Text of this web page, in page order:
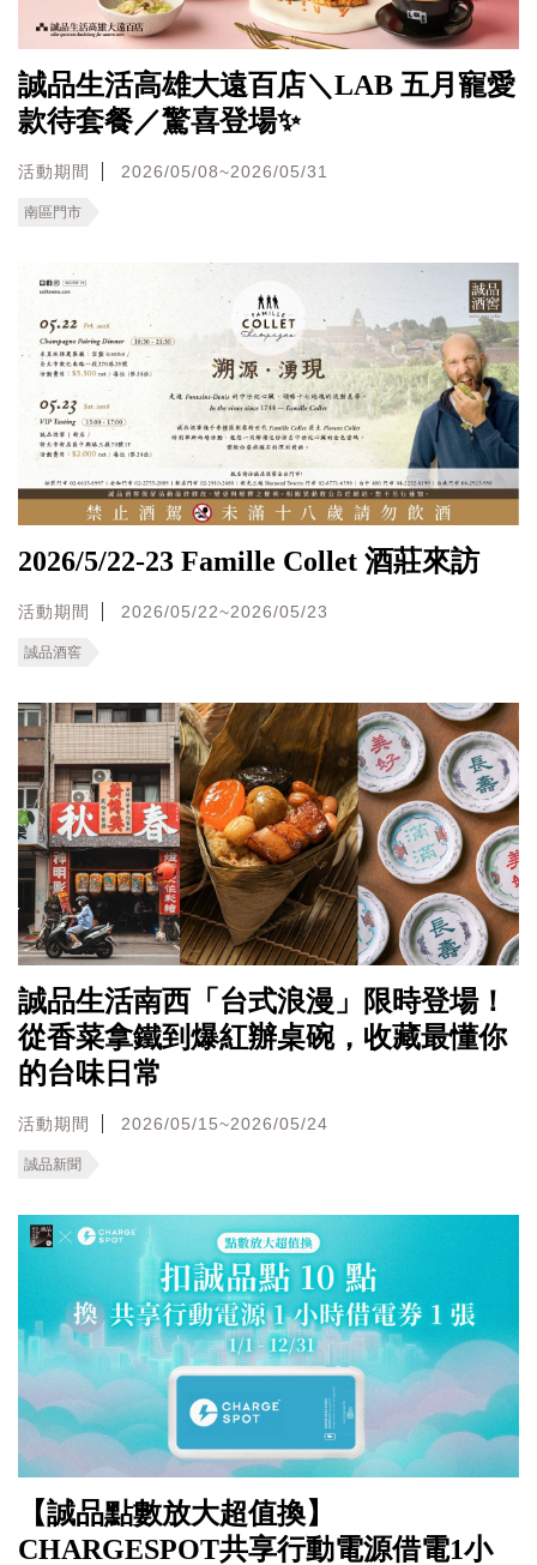
誠品生活高雄大遠百店＼LAB 五月寵愛
款待套餐／驚喜登場✨
活動期間 2026/05/08~2026/05/31
南區門市
2026/5/22-23 Famille Collet 酒莊來訪
活動期間 2026/05/22~2026/05/23
誠品酒窖
誠品生活南西「台式浪漫」限時登場！
從香菜拿鐵到爆紅辦桌碗，收藏最懂你
的台味日常
活動期間 2026/05/15~2026/05/24
誠品新聞
【誠品點數放大超值換】
CHARGESPOT共享行動電源借電1小